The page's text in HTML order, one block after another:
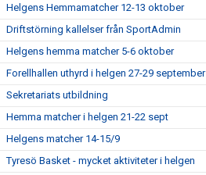
Helgens Hemmamatcher 12-13 oktober
Driftstörning kallelser från SportAdmin
Helgens hemma matcher 5-6 oktober
Forellhallen uthyrd i helgen 27-29 september
Sekretariats utbildning
Hemma matcher i helgen 21-22 sept
Helgens matcher 14-15/9
Tyresö Basket - mycket aktiviteter i helgen